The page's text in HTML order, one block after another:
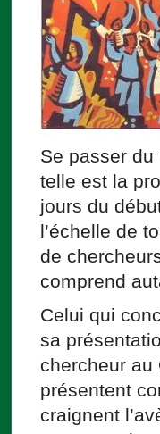
Se passer
telle est la
jours du
l’échelle de
de
comprend
Celui qui
sa
chercheur au
présentent
craignent